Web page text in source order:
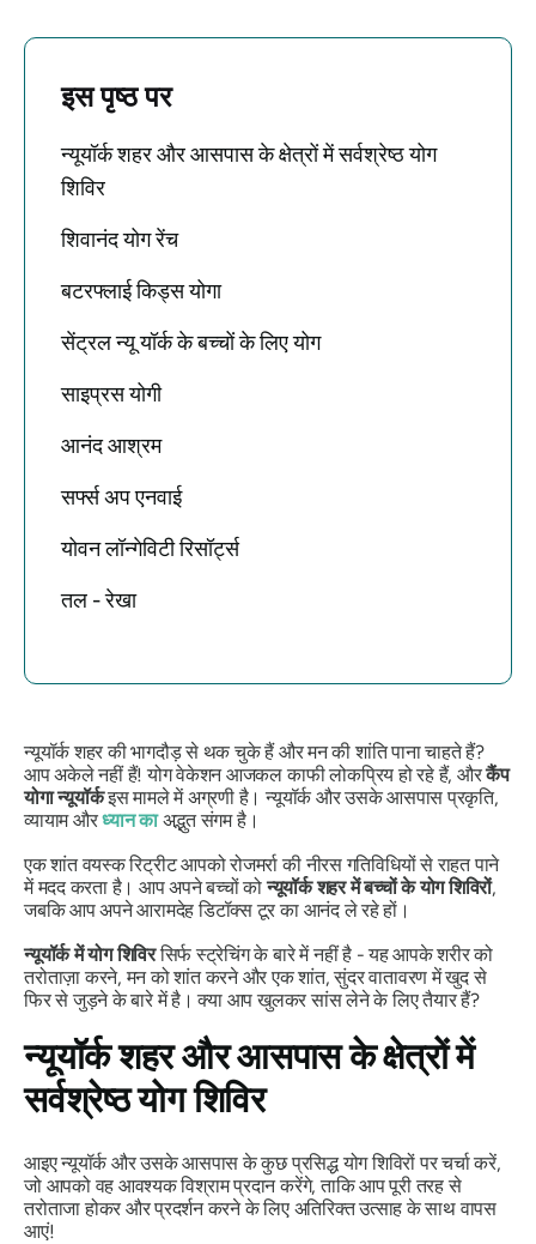
इस पृष्ठ पर
न्यूयॉर्क शहर और आसपास के क्षेत्रों में सर्वश्रेष्ठ योग
शिविर
शिवानंद योग रेंच
बटरफ्लाई किड्स योगा
सेंट्रल न्यू यॉर्क के बच्चों के लिए योग
साइप्रस योगी
आनंद आश्रम
सर्फ्स अप एनवाई
योवन लॉन्गेविटी रिसॉर्ट्स
तल - रेखा
न्यूयॉर्क शहर की भागदौड़ से थक चुके हैं और मन की शांति पाना चाहते हैं?
आप अकेले नहीं हैं! योग वेकेशन आजकल काफी लोकप्रिय हो रहे हैं, औरकैंप
योगा न्यूयॉर्कइस मामले में अग्रणी है। न्यूयॉर्क और उसके आसपास प्रकृति,
व्यायाम औरध्यान काअद्भुत संगम है।
एक शांत वयस्क रिट्रीट आपको रोजमर्रा की नीरस गतिविधियों से राहत पाने
में मदद करता है। आप अपने बच्चों कोन्यूयॉर्क शहर में बच्चों के योग शिविरों,
जबकि आप अपने आरामदेह डिटॉक्स टूर का आनंद ले रहे हों।
न्यूयॉर्क में योग शिविरसिर्फ स्ट्रेचिंग के बारे में नहीं है - यह आपके शरीर को
तरोताज़ा करने, मन को शांत करने और एक शांत, सुंदर वातावरण में खुद से
फिर से जुड़ने के बारे में है। क्या आप खुलकर सांस लेने के लिए तैयार हैं?
न्यूयॉर्क शहर और आसपास के क्षेत्रों में
सर्वश्रेष्ठ योग शिविर
आइए न्यूयॉर्क और उसके आसपास के कुछ प्रसिद्ध योग शिविरों पर चर्चा करें,
जो आपको वह आवश्यक विश्राम प्रदान करेंगे, ताकि आप पूरी तरह से
तरोताजा होकर और प्रदर्शन करने के लिए अतिरिक्त उत्साह के साथ वापस
आएं!